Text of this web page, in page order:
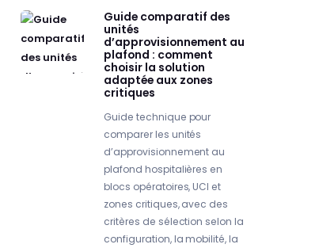
Guide comparatif des
unités
d’approvisionnement au
plafond : comment
choisir la solution
adaptée aux zones
critiques
Guide technique pour
comparer les unités
d’approvisionnement au
plafond hospitalières en
blocs opératoires, UCI et
zones critiques, avec des
critères de sélection selon la
configuration, la mobilité, la